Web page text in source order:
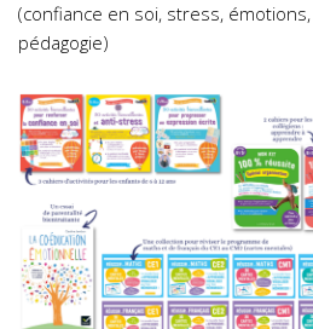
(confiance en soi, stress,
pédagogie)